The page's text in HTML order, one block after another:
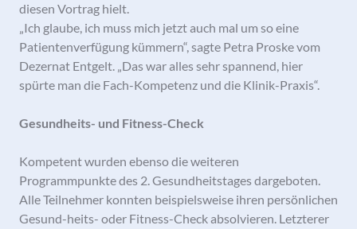
diesen Vortrag hielt.
„Ich glaube, ich muss mich jetzt auch mal um so eine
Patientenverfügung kümmern“, sagte Petra Proske vom
Dezernat Entgelt. „Das war alles sehr spannend, hier
spürte man die Fach-Kompetenz und die Klinik-Praxis“.
Gesundheits- und Fitness-Check
Kompetent wurden ebenso die weiteren
Programmpunkte des 2. Gesundheitstages dargeboten.
Alle Teilnehmer konnten beispielsweise ihren persönlichen
Gesund-heits- oder Fitness-Check absolvieren. Letzterer